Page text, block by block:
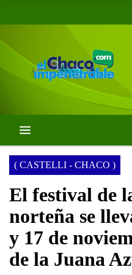
( CASTELLI - CHACO )
El festival de
norteña se
y 17 de
de la Juana